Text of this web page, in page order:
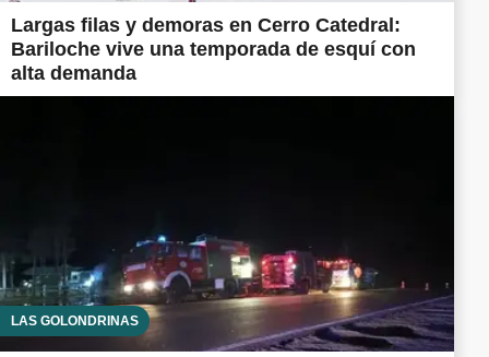
Largas filas y demoras en Cerro Catedral:
Bariloche vive una temporada de esquí con
alta demanda
LAS GOLONDRINAS